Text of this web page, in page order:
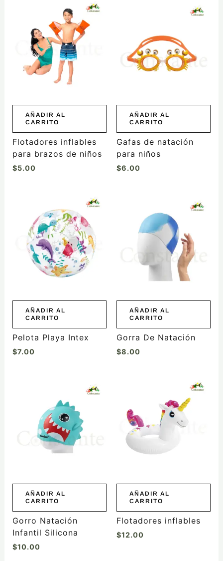
AÑADIR AL
CARRITO
Flotadores inflables
para brazos de niños
$5.00
AÑADIR AL
CARRITO
Gafas de natación
para niños
$6.00
AÑADIR AL
CARRITO
Pelota Playa Intex
$7.00
AÑADIR AL
CARRITO
Gorra De Natación
$8.00
AÑADIR AL
CARRITO
Gorro Natación
Infantil Silicona
$10.00
AÑADIR AL
CARRITO
Flotadores inflables
$12.00